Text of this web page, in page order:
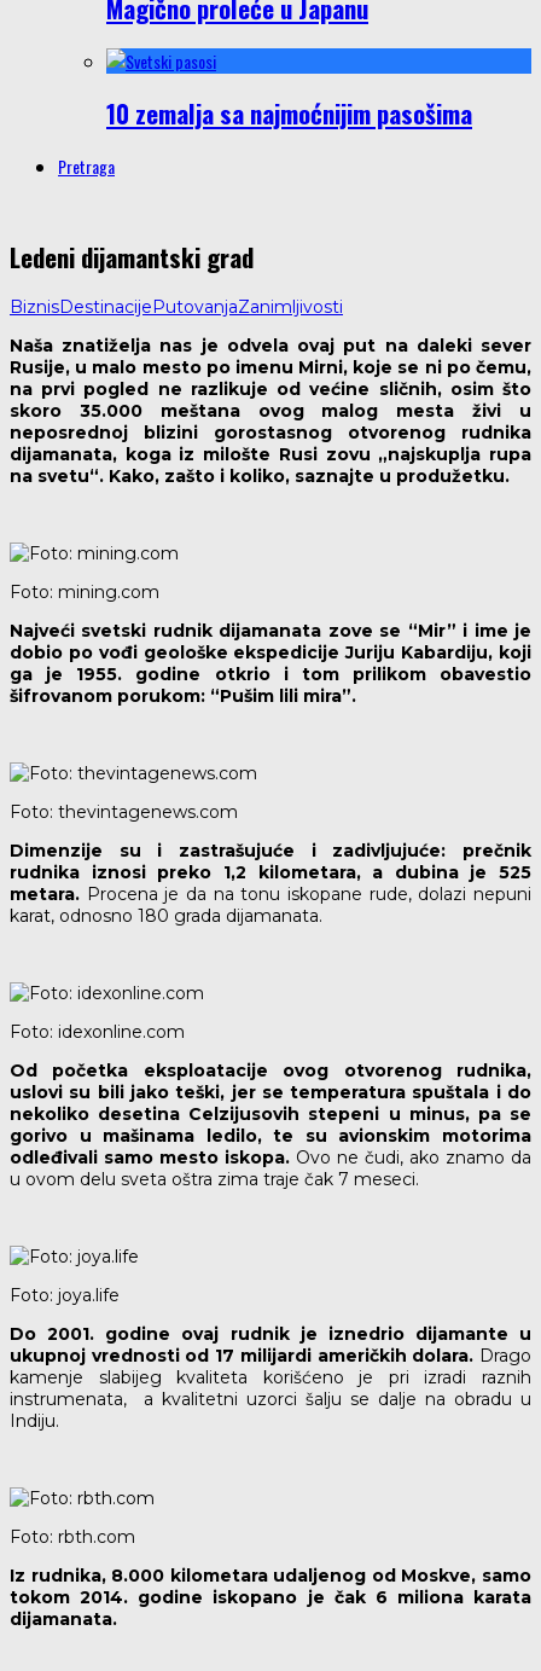
Magično proleće u Japanu
10 zemalja sa najmoćnijim pasošima
Pretraga
Ledeni dijamantski grad
BiznisDestinacije PutovanjaZanimljivosti
Naša znatiželja nas je odvela ovaj put na daleki sever
Rusije, u malo mesto po imenu Mirni, koje se ni po čemu,
na prvi pogled ne razlikuje od većine sličnih, osim što
skoro 35.000 meštana ovog malog mesta živi u
neposrednoj blizini gorostasnog otvorenog rudnika
dijamanata, koga iz milošte Rusi zovu „najskuplja rupa
na svetu“. Kako, zašto i koliko, saznajte u produžetku.
Foto: mining.com
Najveći svetski rudnik dijamanata zove se “Mir” i ime je
dobio po vođi geološke ekspedicije Juriju Kabardiju, koji
ga je 1955. godine otkrio i tom prilikom obavestio
šifrovanom porukom: “Pušim lili mira”.
Foto: thevintagenews.com
Dimenzije su i zastrašujuće i zadivljujuće: prečnik
rudnika iznosi preko 1,2 kilometara, a dubina je 525
metara. Procena je da na tonu iskopane rude, dolazi nepuni
karat, odnosno 180 grada dijamanata.
Foto: idexonline.com
Od početka eksploatacije ovog otvorenog rudnika,
uslovi su bili jako teški, jer se temperatura spuštala i do
nekoliko desetina Celzijusovih stepeni u minus, pa se
gorivo u mašinama ledilo, te su avionskim motorima
odleđivali samo mesto iskopa. Ovo ne čudi, ako znamo da
u ovom delu sveta oštra zima traje čak 7 meseci.
Foto: joya.life
Do 2001. godine ovaj rudnik je iznedrio dijamante u
ukupnoj vrednosti od 17 milijardi američkih dolara. Drago
kamenje slabijeg kvaliteta korišćeno je pri izradi raznih
instrumenata, a kvalitetni uzorci šalju se dalje na obradu u
Indiju.
Foto: rbth.com
Iz rudnika, 8.000 kilometara udaljenog od Moskve, samo
tokom 2014. godine iskopano je čak 6 miliona karata
dijamanata.